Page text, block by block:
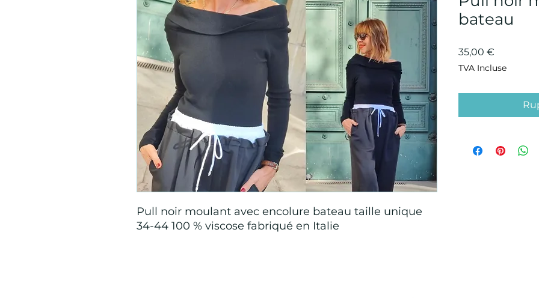
Pull noir moulant avec encolure bateau taille unique
34-44 100 % viscose fabriqué en Italie
bateau
35,00 €
TVA Incluse